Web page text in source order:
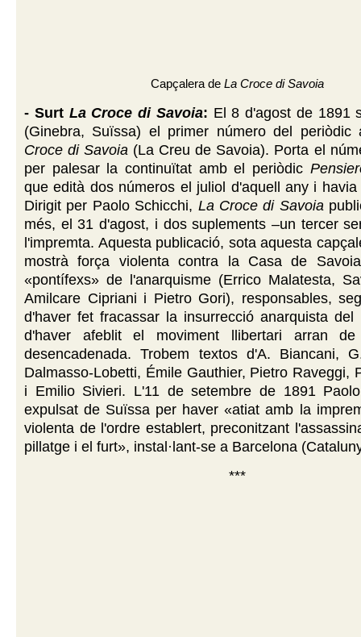
Capçalera de La Croce di Savoia
- Surt La Croce di Savoia: El 8 d'agost de 1891
(Ginebra, Suïssa) el primer número del periòdic
Croce di Savoia (La Creu de Savoia). Porta el
per palesar la continuïtat amb el periòdic
que edità dos números el juliol d'aquell any i
Dirigit per Paolo Schicchi, La Croce di Savoia
més, el 31 d'agost, i dos suplements –un tercer
l'impremta. Aquesta publicació, sota aquesta
mostrà força violenta contra la Casa de
«pontífexs» de l'anarquisme (Errico Malatesta,
Amilcare Cipriani i Pietro Gori), responsables,
d'haver fet fracassar la insurrecció anarquista del
d'haver afeblit el moviment llibertari arran
desencadenada. Trobem textos d'A. Biancani,
Dalmasso-Lobetti, Émile Gauthier, Pietro Raveggi,
i Emilio Sivieri. L'11 de setembre de 1891
expulsat de Suïssa per haver «atiat amb la
violenta de l'ordre establert, preconitzant
pillatge i el furt», instal·lant-se a Barcelona
***